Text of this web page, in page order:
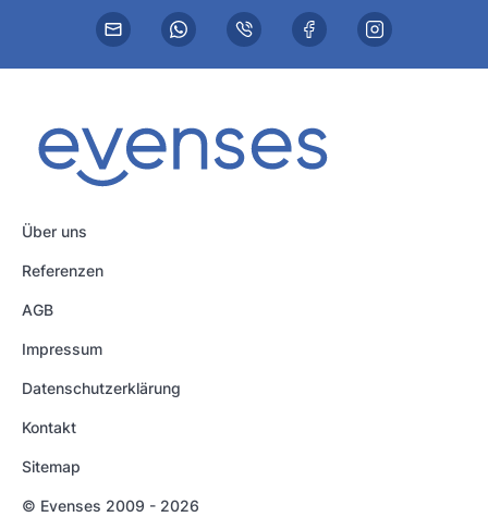
Über uns
Referenzen
AGB
Impressum
Datenschutzerklärung
Kontakt
Sitemap
© Evenses 2009 - 2026